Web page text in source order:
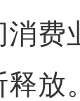
消费
释放